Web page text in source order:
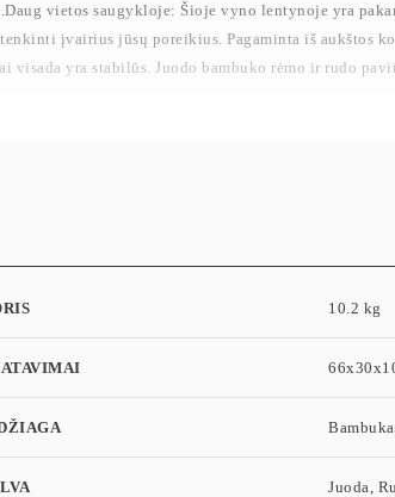
vietos saugykloje: Šioje vyno lentynoje yra
įvairius jūsų poreikius. Pagaminta iš aukštos
visada yra stabilūs. Juodo bambuko rėmo ir rudo
10.2 kg
Juoda,